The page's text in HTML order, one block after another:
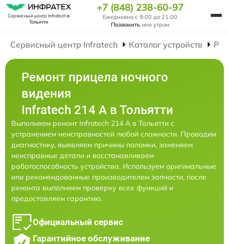
Сервисный центр Infratechв
Тольятти
+7 (848) 238-60-97
Ежедневно с 9:00 до 21:00
Позвонить мне утром
Сервисный центр Infratech Каталог устройств
Ремонт прицела ночного
видения
Infratech 214 А в Тольятти
Выполняем ремонт Infratech 214 А в Тольятти с
устранением неисправностей любой сложности. Проводим
диагностику, выявляем причины поломки, заменяем
неисправные детали и восстанавливаем
работоспособность устройства. Используем оригинальные
или рекомендованные производителем запчасти, после
ремонта выполняем проверку всех функций и
предоставляем гарантию.
Официальный сервис
Гарантийное обслуживание